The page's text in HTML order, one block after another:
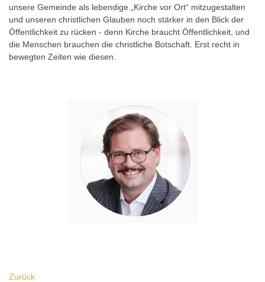
unsere Gemeinde als lebendige „Kirche vor Ort“ mitzugestalten
und unseren christlichen Glauben noch stärker in den Blick der
Öffentlichkeit zu rücken - denn Kirche braucht Öffentlichkeit, und
die Menschen brauchen die christliche Botschaft. Erst recht in
bewegten Zeiten wie diesen.
Zurück